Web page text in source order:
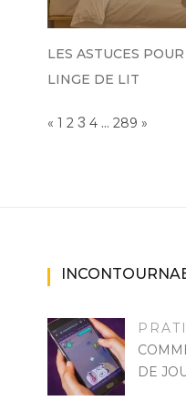
LES ASTUCES
LINGE DE LIT
Page:
PREVIOUS
« 1 2 3 4 … 289 NEXT
»
DE